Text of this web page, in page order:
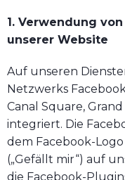
1. Verwendung
unserer Website
Auf unseren
Netzwerks
Canal Square,
integriert. Die
dem Facebook-
(„Gefällt mir“) auf
die Facebook-